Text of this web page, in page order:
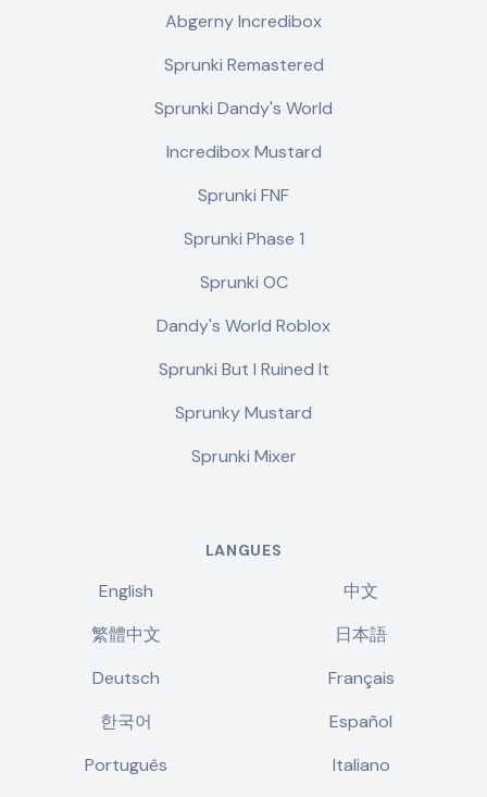
Abgerny Incredibox
Sprunki Remastered
Sprunki Dandy's World
Incredibox Mustard
Sprunki FNF
Sprunki Phase 1
Sprunki OC
Dandy's World Roblox
Sprunki But I Ruined It
Sprunky Mustard
Sprunki Mixer
LANGUES
English
中文
繁體中文
日本語
Deutsch
Français
한국어
Español
Português
Italiano